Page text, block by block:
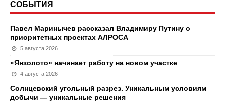
СОБЫТИЯ
Павел Маринычев рассказал Владимиру Путину о
приоритетных проектах АЛРОСА
5 августа 2026
«Янзолото» начинает работу на новом участке
4 августа 2026
Солнцевский угольный разрез. Уникальным условиям
добычи — уникальные решения